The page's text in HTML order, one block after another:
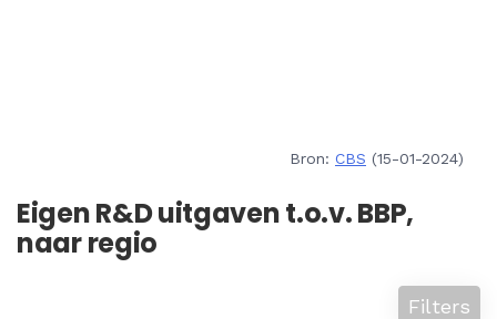
Bron: CBS (15-01-2024)
Eigen R&D uitgaven t.o.v. BBP,
naar regio
Filters